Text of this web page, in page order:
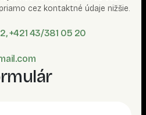
cez kontaktné údaje nižšie.
+421 43/381 05 20